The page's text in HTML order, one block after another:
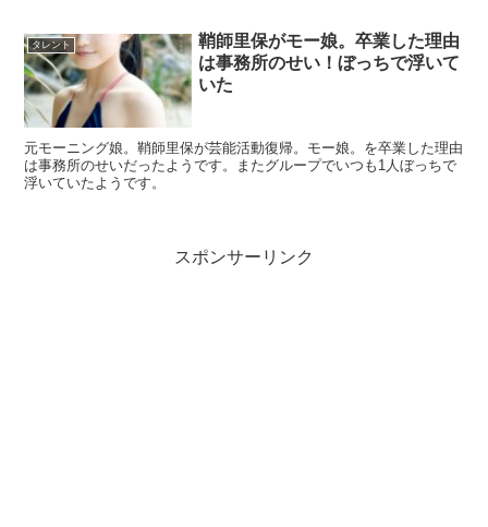
タレント
鞘師里保がモー娘。卒業した理由
は事務所のせい！ぼっちで浮いて
いた
元モーニング娘。鞘師里保が芸能活動復帰。モー娘。を卒業した理由
は事務所のせいだったようです。またグループでいつも1人ぼっちで
浮いていたようです。
スポンサーリンク